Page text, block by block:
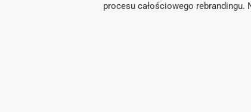
procesu całościowego rebrandingu.